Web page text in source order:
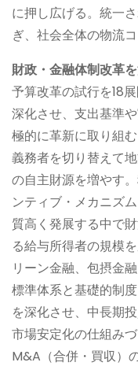
に押し広げる。統一
ぎ、社会全体の物流
財政・金融体制改革を
予算改革の試行を18
深化させ、支出基準
極的に革新に取り組
義務者を切り替えて
の自主財源を増やす
ンティブ・メカニズ
質高く発展する中で
る給与所得者の規模
リーン金融、包摂金
標準体系と基礎的制
を深化させ、中長期
市場安定化の仕組み
M&A（合併・買収）